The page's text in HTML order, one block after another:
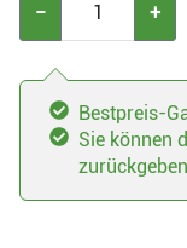
− +
Bestpreis-
Sie können
zurückgeben